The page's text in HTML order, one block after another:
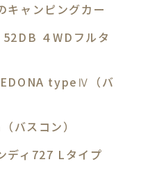
キャンピングカー
４WDフルタ
typeⅣ（バ
バスコン）
ディ727 Lタイプ